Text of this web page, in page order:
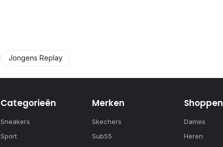
Jongens Replay
Categorieën
Sneakers
Sport
Merken
Skechers
Sub55
Shoppen
Dames
Heren